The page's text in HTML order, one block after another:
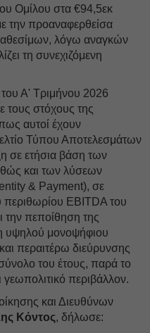
Ομίλου στα €94,5εκ
την προαναφερθείσα
λόγω αναγκών
τη συνεχιζόμενη
Α' Τριμήνου 2026
τους στόχους της
αυτοί έχουν
Τύπου Αποτελεσμάτων
σε ετήσια βάση των
και των λύσεων
& Payment), σε
EBITDA του
την πεποίθηση της
υψηλού μονοψήφιου
περαιτέρω διεύρυνσης
του έτους, παρά το
περιβάλλον.
και Διευθύνων
Κόντος, δήλωσε: